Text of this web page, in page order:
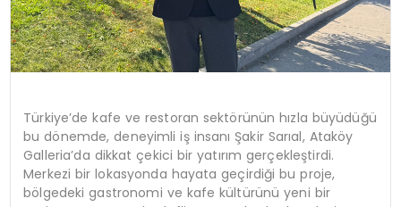
Türkiye’de kafe ve restoran sektörünün hızla büyüdüğü
bu dönemde, deneyimli iş insanı Şakir Sarıal, Ataköy
Galleria’da dikkat çekici bir yatırım gerçekleştirdi.
Merkezi bir lokasyonda hayata geçirdiği bu proje,
bölgedeki gastronomi ve kafe kültürünü yeni bir